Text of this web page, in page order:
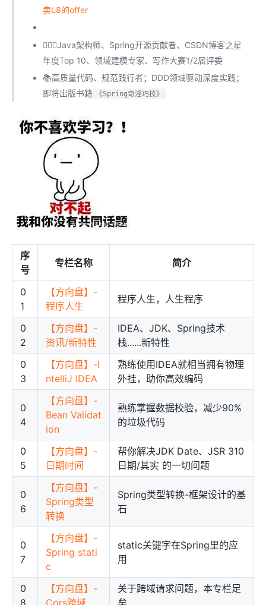
卖L8的offer
🙅🏻‍♀️Java架构师、Spring开源贡献者、CSDN博客之星
年度Top 10、领域建模专家、写作大赛1/2届评委
📚高质量代码、规范践行者；DDD领域驱动深度实践；
即将出版书籍
《Spring奇淫巧技》
序
号
专栏名称 简介
0
1
【方向盘】-
程序人生
程序人生，人生程序
0
2
【方向盘】-
资讯/新特性
IDEA、JDK、Spring技术
栈......新特性
0
3
【方向盘】-I
ntelliJ IDEA
熟练使用IDEA就相当拥有物理
外挂，助你高效编码
0
4
【方向盘】-
Bean Validat
ion
熟练掌握数据校验，减少90%
的垃圾代码
0
5
【方向盘】-
日期时间
帮你解决JDK Date、JSR 310
日期/其实 的一切问题
0
6
【方向盘】-
Spring类型
转换
Spring类型转换-框架设计的基
石
0
7
【方向盘】-
Spring stati
c
static关键字在Spring里的应
用
0
【方向盘】-
关于跨域请求问题，本专栏足